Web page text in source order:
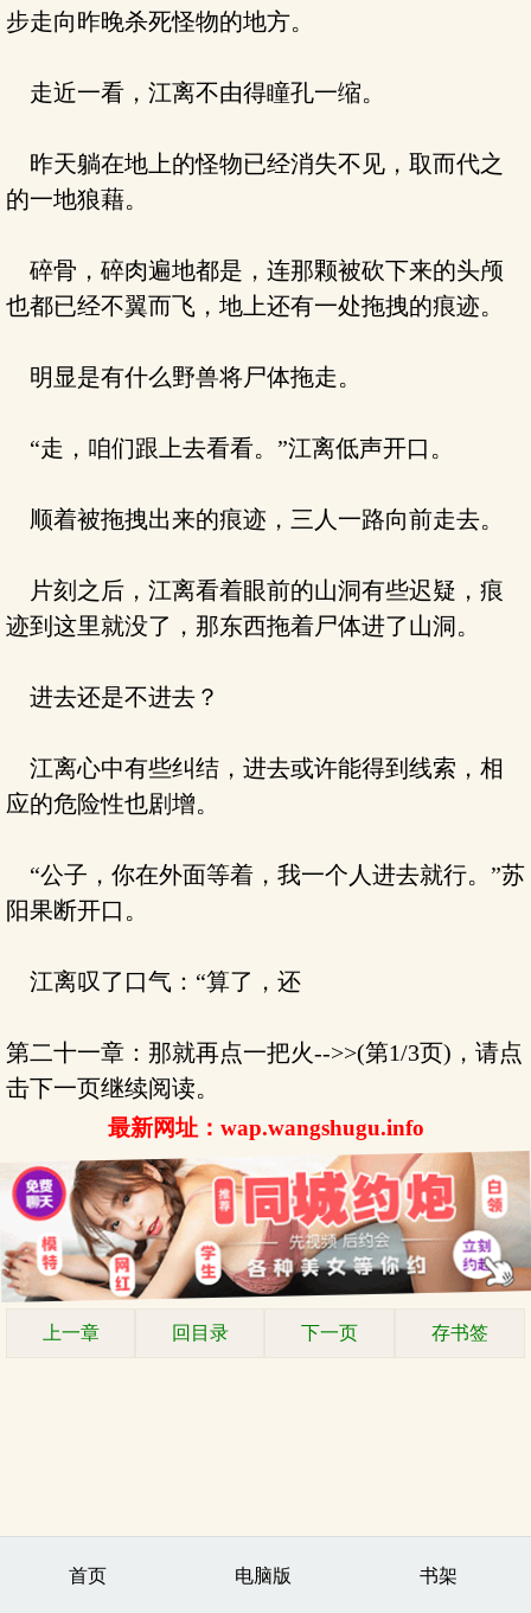
步走向昨晚杀死怪物的地方。
走近一看，江离不由得瞳孔一缩。
昨天躺在地上的怪物已经消失不见，取而代之
的一地狼藉。
碎骨，碎肉遍地都是，连那颗被砍下来的头颅
也都已经不翼而飞，地上还有一处拖拽的痕迹。
明显是有什么野兽将尸体拖走。
“走，咱们跟上去看看。”江离低声开口。
顺着被拖拽出来的痕迹，三人一路向前走去。
片刻之后，江离看着眼前的山洞有些迟疑，痕
迹到这里就没了，那东西拖着尸体进了山洞。
进去还是不进去？
江离心中有些纠结，进去或许能得到线索，相
应的危险性也剧增。
“公子，你在外面等着，我一个人进去就行。”苏
阳果断开口。
江离叹了口气：“算了，还
第二十一章：那就再点一把火-->>(第1/3页)，请点
击下一页继续阅读。
最新网址：wap.wangshugu.info
上一章 回目录 下一页 存书签
首页 电脑版 书架